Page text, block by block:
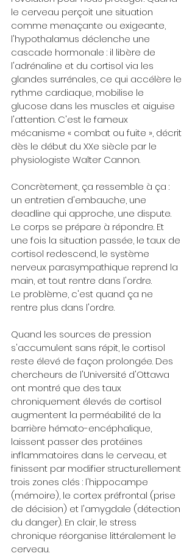
le cerveau perçoit une situation
comme menaçante ou exigeante,
l'hypothalamus déclenche une
cascade hormonale : il libère de
l'adrénaline et du cortisol via les
glandes surrénales, ce qui accélère le
rythme cardiaque, mobilise le
glucose dans les muscles et aiguise
l'attention. C'est le fameux
mécanisme « combat ou fuite », décrit
dès le début du XXe siècle par le
physiologiste Walter Cannon.
Concrètement, ça ressemble à ça :
un entretien d'embauche, une
deadline qui approche, une dispute.
Le corps se prépare à répondre. Et
une fois la situation passée, le taux de
cortisol redescend, le système
nerveux parasympathique reprend la
main, et tout rentre dans l'ordre.
Le problème, c'est quand ça ne
rentre plus dans l'ordre.
Quand les sources de pression
s'accumulent sans répit, le cortisol
reste élevé de façon prolongée. Des
chercheurs de l'Université d'Ottawa
ont montré que des taux
chroniquement élevés de cortisol
augmentent la perméabilité de la
barrière hémato-encéphalique,
laissent passer des protéines
inflammatoires dans le cerveau, et
finissent par modifier structurellement
trois zones clés : l'hippocampe
(mémoire), le cortex préfrontal (prise
de décision) et l'amygdale (détection
du danger). En clair, le stress
chronique réorganise littéralement le
cerveau.